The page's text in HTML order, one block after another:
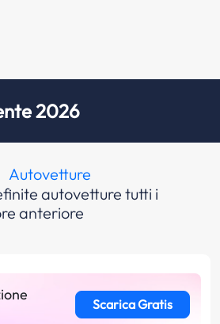
2026
Autovetture
autovetture tutti i
anteriore
Scarica Gratis